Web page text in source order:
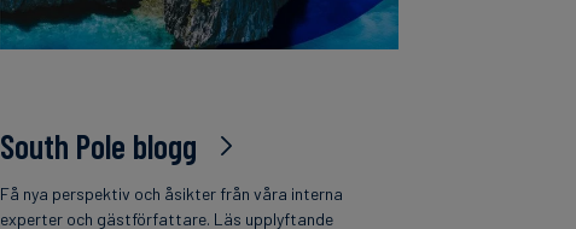
South Pole blogg
Få nya perspektiv och åsikter från våra interna
experter och gästförfattare. Läs upplyftande